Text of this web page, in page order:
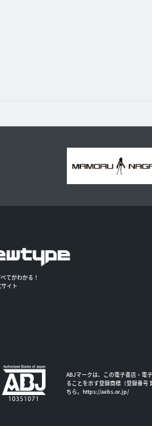
てがわかる！
イト
ABJマークは、この電子書店・電
ることを示す登録商標（登録番号
ちら。 https://aebs.or.jp/